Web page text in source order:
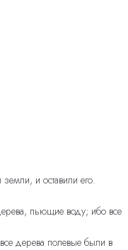
и оставили его.
пьющие воду; ибо все
дерева полевые были в